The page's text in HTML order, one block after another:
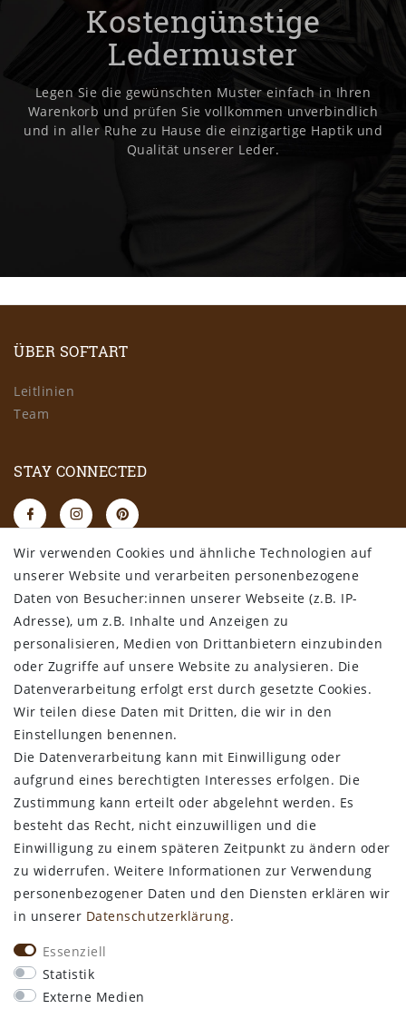
Kostengünstige
Ledermuster
Legen Sie die gewünschten Muster einfach in Ihren
Warenkorb und prüfen Sie vollkommen unverbindlich
und in aller Ruhe zu Hause die einzigartige Haptik und
Qualität unserer Leder.
ÜBER SOFTART
Leitlinien
Team
STAY CONNECTED
RECHTLICHES
AGB
Datenschutz
Impressum
Widerrufsbelehrung
Bestellung widerrufen
ALLGEMEINES
Kontakt
Zahlungsarten
Versand & Lieferzeit
Newsletter-Anmeldung
Kostengünstige Ledermuster
kostenfreier Versand ab 50€ in Deutschland
kostengünstige Leder-Musterstücke
Wir verwenden Cookies und ähnliche Technologien auf
unserer Website und verarbeiten personenbezogene
Daten von Besucher:innen unserer Webseite (z.B. IP-
Adresse), um z.B. Inhalte und Anzeigen zu
personalisieren, Medien von Drittanbietern einzubinden
oder Zugriffe auf unsere Website zu analysieren. Die
Datenverarbeitung erfolgt erst durch gesetzte Cookies.
Wir teilen diese Daten mit Dritten, die wir in den
Einstellungen benennen.
Die Datenverarbeitung kann mit Einwilligung oder
aufgrund eines berechtigten Interesses erfolgen. Die
Zustimmung kann erteilt oder abgelehnt werden. Es
besteht das Recht, nicht einzuwilligen und die
Einwilligung zu einem späteren Zeitpunkt zu ändern oder
zu widerrufen. Weitere Informationen zur Verwendung
personenbezogener Daten und den Diensten erklären wir
in unserer Daten­schutz­erklärung.
Essenziell
Statistik
Externe Medien